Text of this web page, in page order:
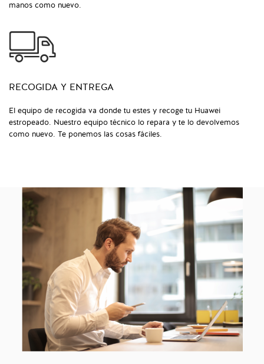
manos como nuevo.
RECOGIDA Y ENTREGA
El equipo de recogida va donde tu estes y recoge tu Huawei
estropeado. Nuestro equipo técnico lo repara y te lo devolvemos
como nuevo. Te ponemos las cosas fáciles.